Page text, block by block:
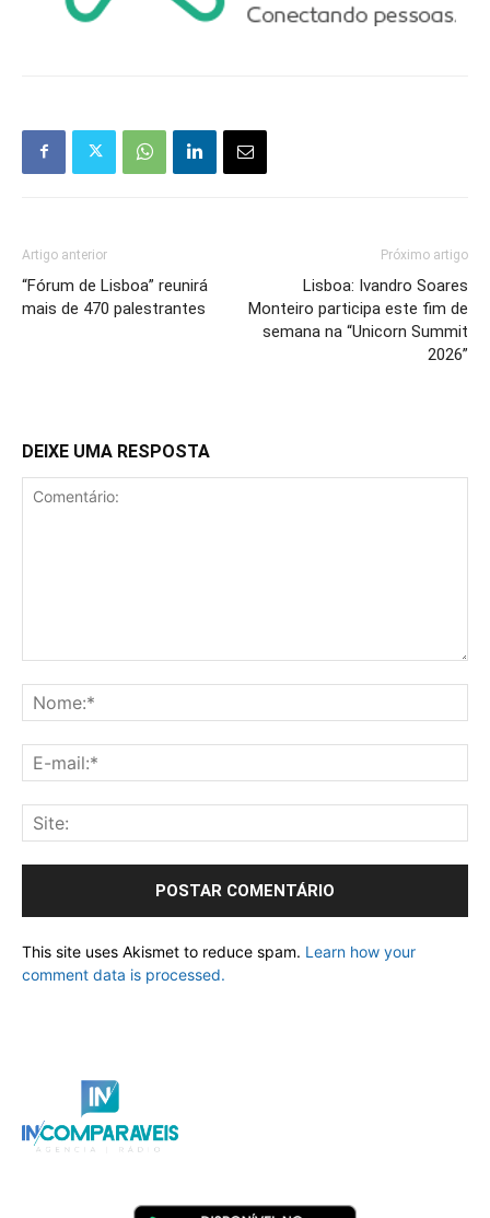
Artigo anterior
“Fórum de Lisboa” reunirá
mais de 470 palestrantes
Próximo artigo
Lisboa: Ivandro Soares
Monteiro participa este fim de
semana na “Unicorn Summit
2026”
DEIXE UMA RESPOSTA
This site uses Akismet to reduce spam. Learn how your
comment data is processed.